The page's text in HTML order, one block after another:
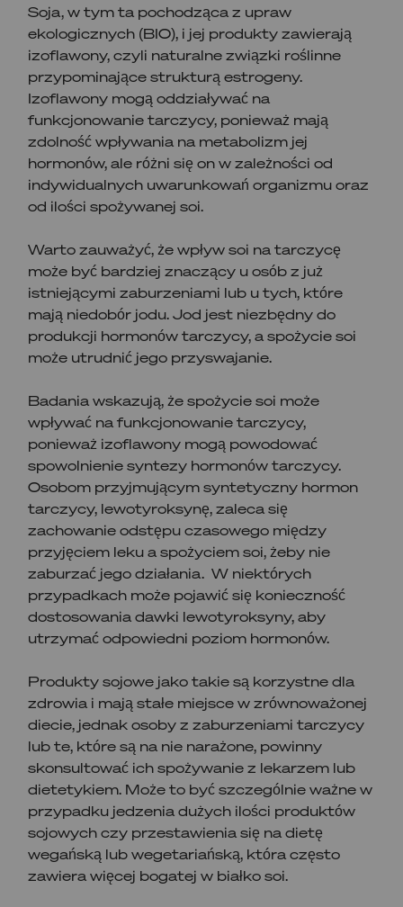
Soja, w tym ta pochodząca z upraw
ekologicznych (BIO), i jej produkty zawierają
izoflawony, czyli naturalne związki roślinne
przypominające strukturą estrogeny.
Izoflawony mogą oddziaływać na
funkcjonowanie tarczycy, ponieważ mają
zdolność wpływania na metabolizm jej
hormonów, ale różni się on w zależności od
indywidualnych uwarunkowań organizmu oraz
od ilości spożywanej soi.
Warto zauważyć, że wpływ soi na tarczycę
może być bardziej znaczący u osób z już
istniejącymi zaburzeniami lub u tych, które
mają niedobór jodu. Jod jest niezbędny do
produkcji hormonów tarczycy, a spożycie soi
może utrudnić jego przyswajanie.
Badania wskazują, że spożycie soi może
wpływać na funkcjonowanie tarczycy,
ponieważ izoflawony mogą powodować
spowolnienie syntezy hormonów tarczycy.
Osobom przyjmującym syntetyczny hormon
tarczycy, lewotyroksynę, zaleca się
zachowanie odstępu czasowego między
przyjęciem leku a spożyciem soi, żeby nie
zaburzać jego działania. W niektórych
przypadkach może pojawić się konieczność
dostosowania dawki lewotyroksyny, aby
utrzymać odpowiedni poziom hormonów.
Produkty sojowe jako takie są korzystne dla
zdrowia i mają stałe miejsce w zrównoważonej
diecie, jednak osoby z zaburzeniami tarczycy
lub te, które są na nie narażone, powinny
skonsultować ich spożywanie z lekarzem lub
dietetykiem. Może to być szczególnie ważne w
przypadku jedzenia dużych ilości produktów
sojowych czy przestawienia się na dietę
wegańską lub wegetariańską, która często
zawiera więcej bogatej w białko soi.